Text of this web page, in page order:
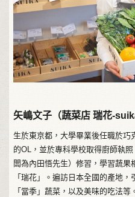
矢嶋文子（蔬菜店 瑞花-
生於東京都，大學畢業後任職於
的OL，並於專科學校取得廚師執
闆為內田悟先生）修習，學習蔬
「瑞花」。遍訪日本全國的產地
「當季」蔬菜，以及美味的吃法等